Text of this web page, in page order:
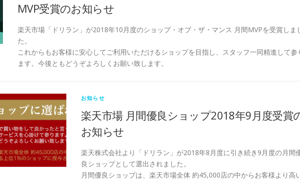
MVP受賞のお知らせ
楽天市場「ドリラン」が2018年10月度のショップ・オブ・ザ・マンス 月間MVPを受賞しま
た。
これからもお客様に安心してご利用いただけるショップを目指し、スタッフ一同精進して参
ます。今後ともどうぞよろしくお願い致します。
お知らせ
楽天市場 月間優良ショップ2018年9月度受賞
お知らせ
楽天株式会社より「ドリラン」が2018年8月度に引き続き9月度の月間
良ショップとして選出されました。
月間優良ショップは、楽天市場全体 約45,000店の中からお客様より高